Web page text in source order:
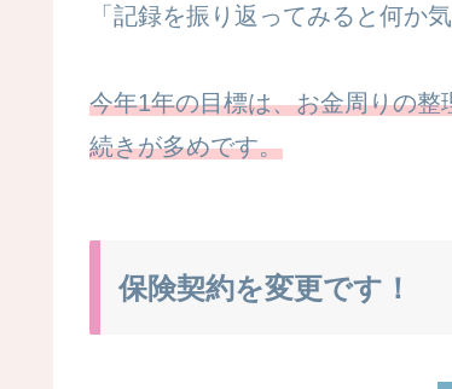
「記録を振り返ってみると何か
今年1年の目標は、お金周りの
続きが多めです。
保険契約を変更です！